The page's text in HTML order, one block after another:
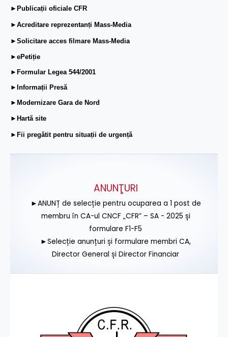
►Publicații oficiale CFR
►Acreditare reprezentanți Mass-Media
►Solicitare acces filmare Mass-Media
►ePetiție
►Formular Legea 544/2001
►Informații Presă
►Modernizare Gara de Nord
►Hartă site
►Fii pregătit pentru situații de urgență
ANUNŢURI
►ANUNȚ de selecție pentru ocuparea a 1 post de
membru în CA-ul CNCF „CFR” – SA - 2025 și
formulare F1-F5
►Selecție anunțuri și formulare membri CA,
Director General și Director Financiar